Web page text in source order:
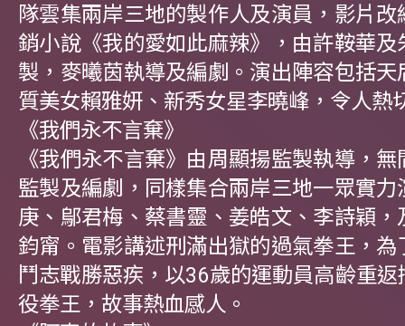
隊雲集兩岸三地的製作人及演員，影片
銷小說《我的愛如此麻辣》，由許鞍華及
製，麥曦茵執導及編劇。演出陣容包括天
質美女賴雅妍、新秀女星李曉峰，令人熱
《我們永不言棄》
《我們永不言棄》由周顯揚監製執導，
監製及編劇，同樣集合兩岸三地一眾實力
庚、鄔君梅、蔡書靈、姜皓文、李詩穎，
鈞甯。電影講述刑滿出獄的過氣拳王，為
鬥志戰勝惡疾，以36歲的運動員高齡重
役拳王，故事熱血感人。